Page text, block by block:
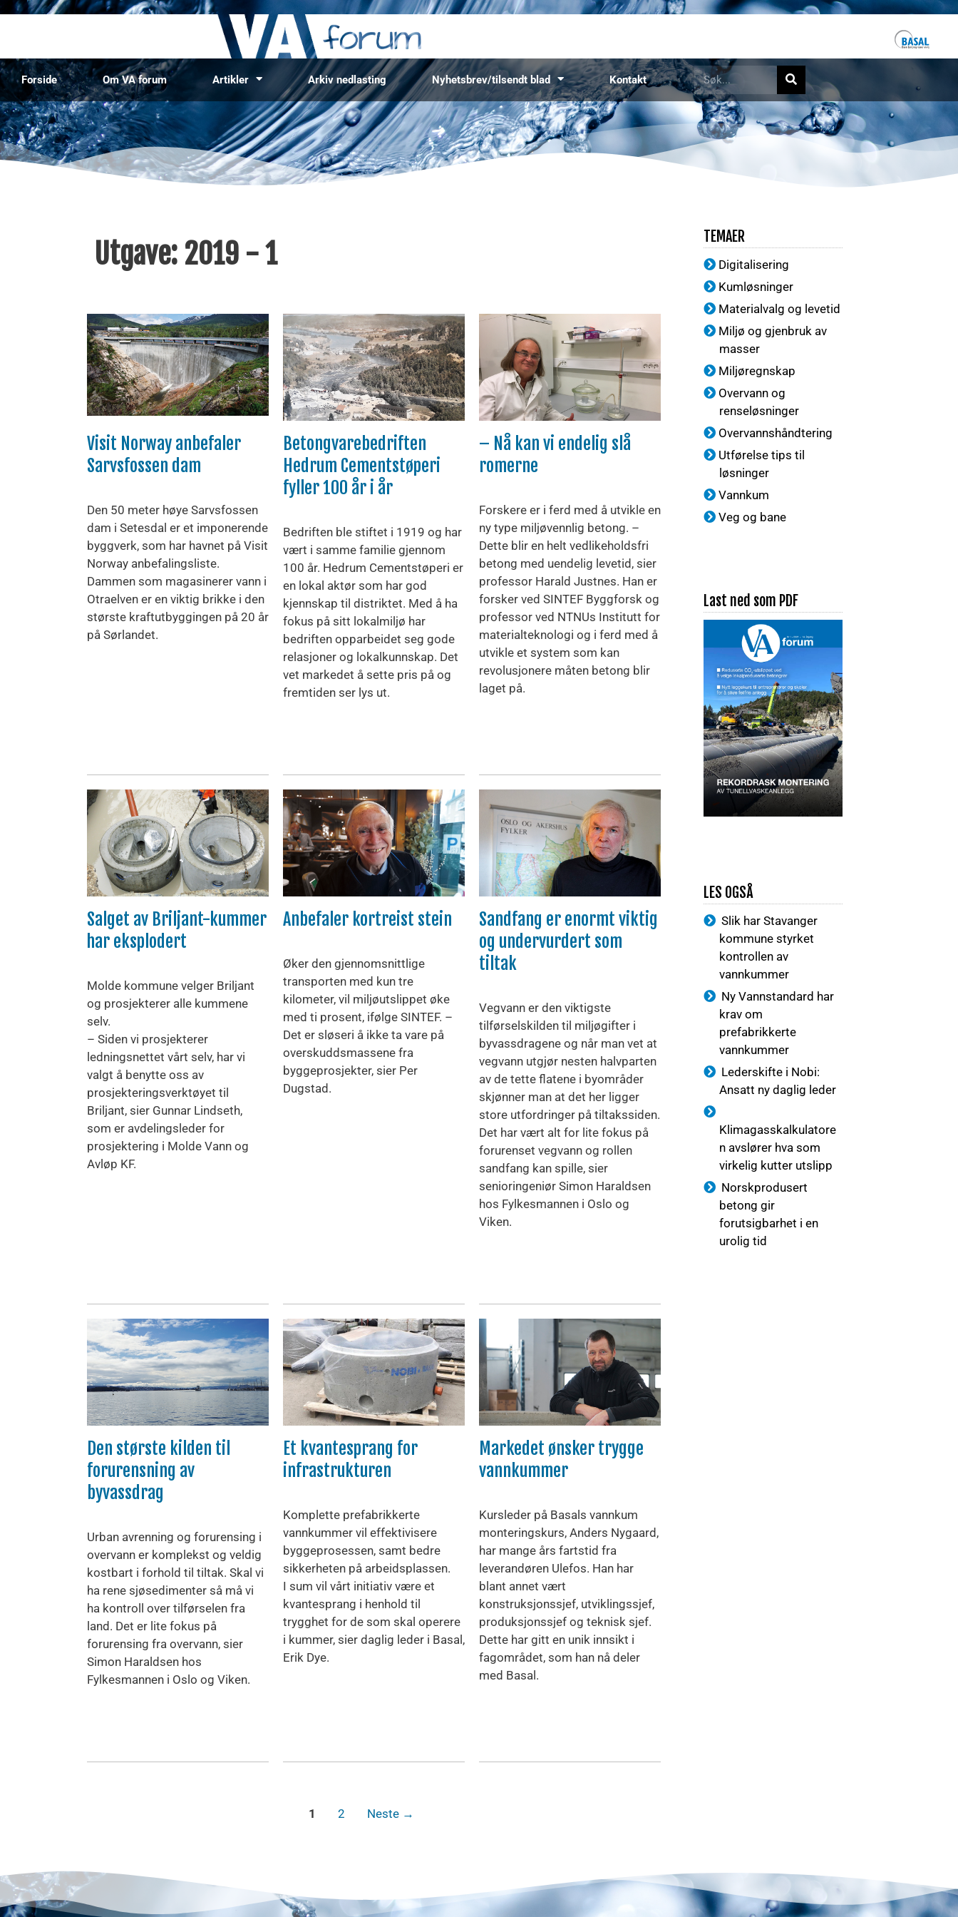
Forside Om VA forum Artikler Arkiv nedlasting Nyhetsbrev/tilsendt blad Kontakt
Utgave: 2019 - 1
Visit Norway anbefaler
Sarvsfossen dam
Den 50 meter høye Sarvsfossen
dam i Setesdal er et imponerende
byggverk, som har havnet på Visit
Norway anbefalingsliste.
Dammen som magasinerer vann i
Otraelven er en viktig brikke i den
største kraftutbyggingen på 20 år
på Sørlandet.
Betongvarebedriften
Hedrum Cementstøperi
fyller 100 år i år
Bedriften ble stiftet i 1919 og har
vært i samme familie gjennom
100 år. Hedrum Cementstøperi er
en lokal aktør som har god
kjennskap til distriktet. Med å ha
fokus på sitt lokalmiljø har
bedriften opparbeidet seg gode
relasjoner og lokalkunnskap. Det
vet markedet å sette pris på og
fremtiden ser lys ut.
– Nå kan vi endelig slå
romerne
Forskere er i ferd med å utvikle en
ny type miljøvennlig betong. –
Dette blir en helt vedlikeholdsfri
betong med uendelig levetid, sier
professor Harald Justnes. Han er
forsker ved SINTEF Byggforsk og
professor ved NTNUs Institutt for
materialteknologi og i ferd med å
utvikle et system som kan
revolusjonere måten betong blir
laget på.
Salget av Briljant-kummer
har eksplodert
Molde kommune velger Briljant
og prosjekterer alle kummene
selv.
– Siden vi prosjekterer
ledningsnettet vårt selv, har vi
valgt å benytte oss av
prosjekteringsverktøyet til
Briljant, sier Gunnar Lindseth,
som er avdelingsleder for
prosjektering i Molde Vann og
Avløp KF.
Anbefaler kortreist stein
Øker den gjennomsnittlige
transporten med kun tre
kilometer, vil miljøutslippet øke
med ti prosent, ifølge SINTEF. –
Det er sløseri å ikke ta vare på
overskuddsmassene fra
byggeprosjekter, sier Per
Dugstad.
Sandfang er enormt viktig
og undervurdert som
tiltak
Vegvann er den viktigste
tilførselskilden til miljøgifter i
byvassdragene og når man vet at
vegvann utgjør nesten halvparten
av de tette flatene i byområder
skjønner man at det her ligger
store utfordringer på tiltakssiden.
Det har vært alt for lite fokus på
forurenset vegvann og rollen
sandfang kan spille, sier
senioringeniør Simon Haraldsen
hos Fylkesmannen i Oslo og
Viken.
Den største kilden til
forurensning av
byvassdrag
Urban avrenning og forurensing i
overvann er komplekst og veldig
kostbart i forhold til tiltak. Skal vi
ha rene sjøsedimenter så må vi
ha kontroll over tilførselen fra
land. Det er lite fokus på
forurensing fra overvann, sier
Simon Haraldsen hos
Fylkesmannen i Oslo og Viken.
Et kvantesprang for
infrastrukturen
Komplette prefabrikkerte
vannkummer vil effektivisere
byggeprosessen, samt bedre
sikkerheten på arbeidsplassen.
I sum vil vårt initiativ være et
kvantesprang i henhold til
trygghet for de som skal operere
i kummer, sier daglig leder i Basal,
Erik Dye.
Markedet ønsker trygge
vannkummer
Kursleder på Basals vannkum
monteringskurs, Anders Nygaard,
har mange års fartstid fra
leverandøren Ulefos. Han har
blant annet vært
konstruksjonssjef, utviklingssjef,
produksjonssjef og teknisk sjef.
Dette har gitt en unik innsikt i
fagområdet, som han nå deler
med Basal.
1 2 Neste →
TEMAER
Digitalisering
Kumløsninger
Materialvalg og levetid
Miljø og gjenbruk av
masser
Miljøregnskap
Overvann og
renseløsninger
Overvannshåndtering
Utførelse tips til
løsninger
Vannkum
Veg og bane
Last ned som PDF
LES OGSÅ
Slik har Stavanger
kommune styrket
kontrollen av
vannkummer
Ny Vannstandard har
krav om
prefabrikkerte
vannkummer
Lederskifte i Nobi:
Ansatt ny daglig leder
Klimagasskalkulatore
n avslører hva som
virkelig kutter utslipp
Norskprodusert
betong gir
forutsigbarhet i en
urolig tid